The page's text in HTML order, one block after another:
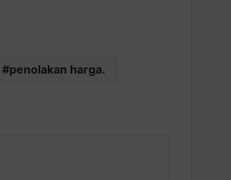
penolakan harga.